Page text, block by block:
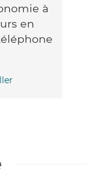
à
en